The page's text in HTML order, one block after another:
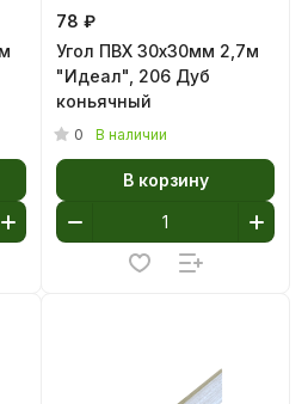
78 ₽
Угол ПВХ 30х30мм 2,7м
"Идеал", 206 Дуб
коньячный
0 В наличии
В корзину